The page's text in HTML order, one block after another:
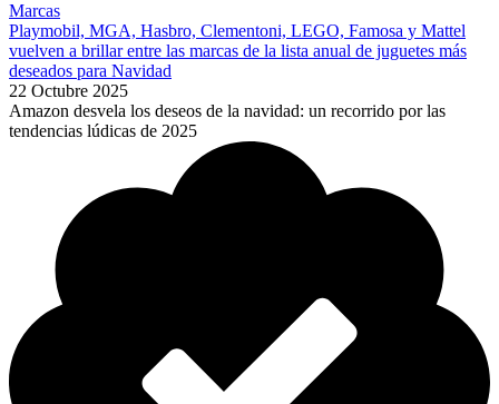
Marcas
Playmobil, MGA, Hasbro, Clementoni, LEGO, Famosa y Mattel
vuelven a brillar entre las marcas de la lista anual de juguetes más
deseados para Navidad
22 Octubre 2025
Amazon desvela los deseos de la navidad: un recorrido por las
tendencias lúdicas de 2025